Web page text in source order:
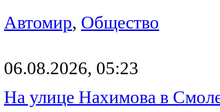
Автомир, Общество
06.08.2026, 05:23
На улице Нахимова в